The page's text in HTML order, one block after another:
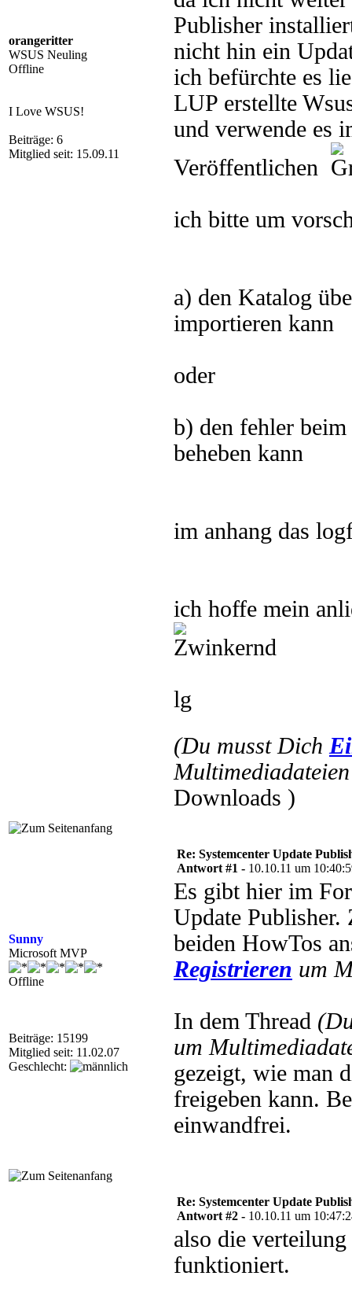
orangeritter
WSUS Neuling
Offline
I Love WSUS!
Beiträge: 6
Mitglied seit: 15.09.11
Publisher
nicht hin ein
ich befürchte es
LUP erstellte
und verwende es
Veröffentlichen
ich bitte um
a) den Katalog
importieren kann
oder
b) den fehler
beheben kann
im anhang das
ich hoffe mein
lg
(Du musst Dich
Downloads )
Sunny
Microsoft MVP
Offline
Beiträge: 15199
Mitglied seit: 11.02.07
Geschlecht:
Re: Systemcenter Update
Antwort #1 - 10.10.11 um
Es gibt hier im
Update
beiden HowTos
Registrieren um
In dem Thread
um
gezeigt, wie man
freigeben kann.
einwandfrei.
Re: Systemcenter Update
Antwort #2 - 10.10.11 um
also die
funktioniert.